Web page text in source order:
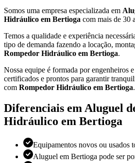
Somos uma empresa especializada em
Hidráulico em Bertioga com mais de 30
Temos a qualidade e experiência
tipo de demanda fazendo a locação,
Rompedor Hidráulico em Bertioga.
Nossa equipe é formada por engenheiros
certificados e prontos para garantir
com Rompedor Hidráulico em Bertioga.
Diferenciais em Aluguel
Hidráulico em Bertioga
Equipamentos novos ou usados
Aluguel em Bertioga pode ser